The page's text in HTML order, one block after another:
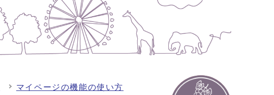
マイページの機能の使い方